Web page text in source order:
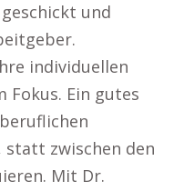
und
individuellen
Fokus. Ein gutes
statt zwischen den
Mit Dr.